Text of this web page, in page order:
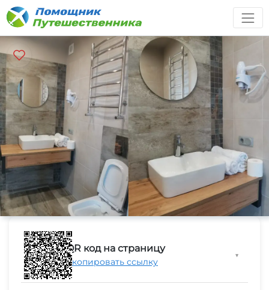
QR код на страницу
Скопировать ссылку
▼